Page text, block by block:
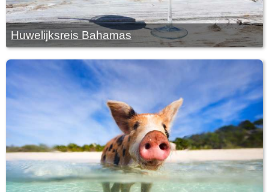
Huwelijksreis Bahamas